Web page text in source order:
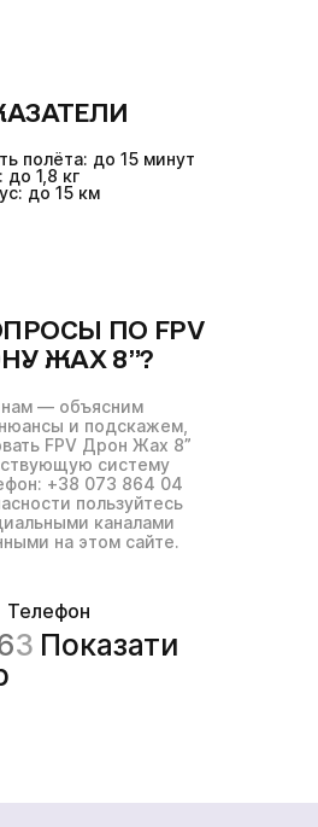
полёта: до 15 минут
до 1,8 кг
до 15 км
ПО FPV
ЖАХ 8”?
нам — объясним
и подскажем,
FPV Дрон Жах 8”
систему
+38 073 864 04
пользуйтесь
каналами
на этом сайте.
Телефон
3 Показати